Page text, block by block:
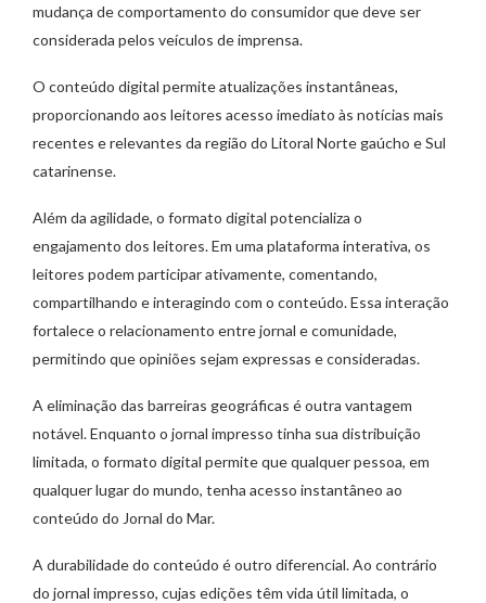
mudança de comportamento do consumidor que deve ser
considerada pelos veículos de imprensa.
O conteúdo digital permite atualizações instantâneas,
proporcionando aos leitores acesso imediato às notícias mais
recentes e relevantes da região do Litoral Norte gaúcho e Sul
catarinense.
Além da agilidade, o formato digital potencializa o
engajamento dos leitores. Em uma plataforma interativa, os
leitores podem participar ativamente, comentando,
compartilhando e interagindo com o conteúdo. Essa interação
fortalece o relacionamento entre jornal e comunidade,
permitindo que opiniões sejam expressas e consideradas.
A eliminação das barreiras geográficas é outra vantagem
notável. Enquanto o jornal impresso tinha sua distribuição
limitada, o formato digital permite que qualquer pessoa, em
qualquer lugar do mundo, tenha acesso instantâneo ao
conteúdo do Jornal do Mar.
A durabilidade do conteúdo é outro diferencial. Ao contrário
do jornal impresso, cujas edições têm vida útil limitada, o